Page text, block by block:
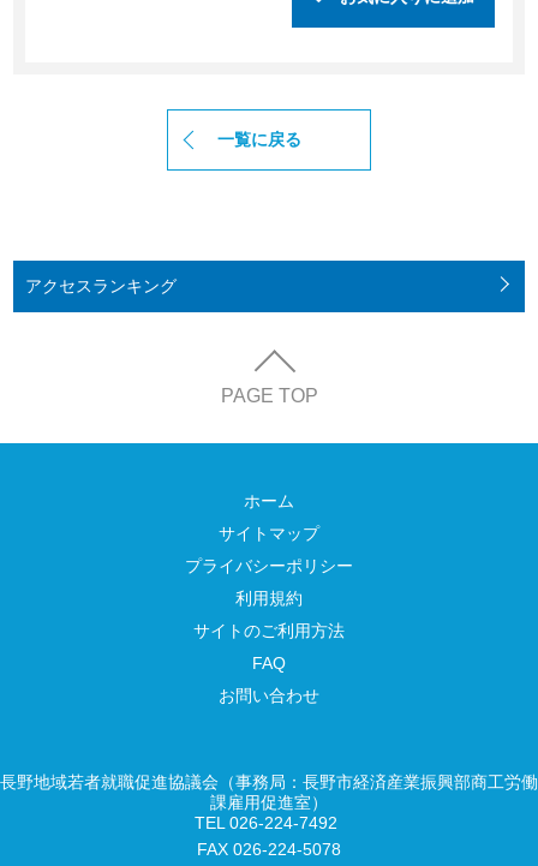
一覧に戻る
アクセスランキング
PAGE TOP
ホーム
サイトマップ
プライバシーポリシー
利用規約
サイトのご利用方法
FAQ
お問い合わせ
長野地域若者就職促進協議会（事務局：長野市経済産業振興部商工労働
課雇用促進室）
TEL 026-224-7492
FAX 026-224-5078